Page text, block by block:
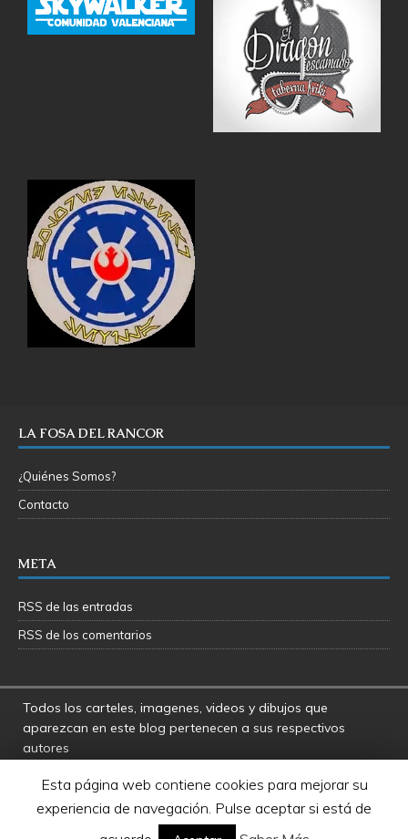
LA FOSA DEL RANCOR
¿Quiénes Somos?
Contacto
META
RSS de las entradas
RSS de los comentarios
Todos los carteles, imagenes, videos y dibujos que
aparezcan en este blog pertenecen a sus respectivos
autores
responsables por las opiniones manifestadas por los
usuarios y colaboradores de este blog
Star Wars es una marca registrada de Disney - Lucasfilms
Esta página web contiene cookies para mejorar su
experiencia de navegación. Pulse aceptar si está de